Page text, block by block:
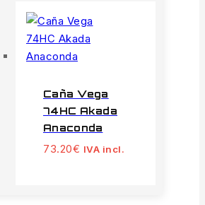
Caña Vega
74HC Akada
Anaconda
73.20€ IVA incl.